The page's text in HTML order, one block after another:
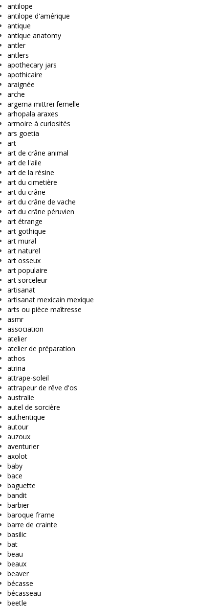
antilope
antilope d'amérique
antique
antique anatomy
antler
antlers
apothecary jars
apothicaire
araignée
arche
argema mittrei femelle
arhopala araxes
armoire à curiosités
ars goetia
art
art de crâne animal
art de l'aile
art de la résine
art du cimetière
art du crâne
art du crâne de vache
art du crâne péruvien
art étrange
art gothique
art mural
art naturel
art osseux
art populaire
art sorceleur
artisanat
artisanat mexicain mexique
arts ou pièce maîtresse
asmr
association
atelier
atelier de préparation
athos
atrina
attrape-soleil
attrapeur de rêve d'os
australie
autel de sorcière
authentique
autour
auzoux
aventurier
axolot
baby
bace
baguette
bandit
barbier
baroque frame
barre de crainte
basilic
bat
beau
beaux
beaver
bécasse
bécasseau
beetle